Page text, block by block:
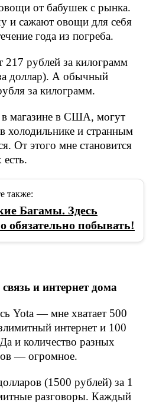
от бабушек с рынка.
и сажают овощи для себя
года из погреба.
рублей за килограмм
доллар). А обычный
за килограмм.
магазине в США, могут
холодильнике и странным
От этого мне становится
также:
Багамы. Здесь
обязательно побывать!
и интернет дома
Yota — мне хватает 500
интернет и 100
и количество разных
— огромное.
(1500 рублей) за 1
разговоры. Каждый